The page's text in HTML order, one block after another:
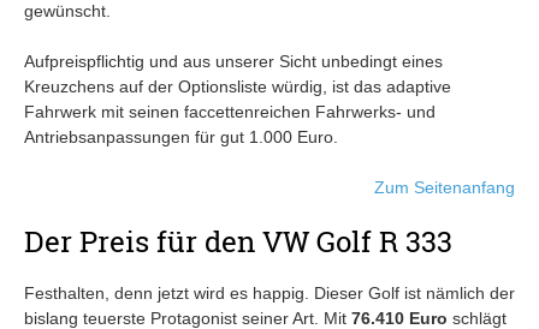
gewünscht.
Aufpreispflichtig und aus unserer Sicht unbedingt eines
Kreuzchens auf der Optionsliste würdig, ist das adaptive
Fahrwerk mit seinen faccettenreichen Fahrwerks- und
Antriebsanpassungen für gut 1.000 Euro.
Zum Seitenanfang
Der Preis für den VW Golf R 333
Festhalten, denn jetzt wird es happig. Dieser Golf ist nämlich der
bislang teuerste Protagonist seiner Art. Mit 76.410 Euro schlägt